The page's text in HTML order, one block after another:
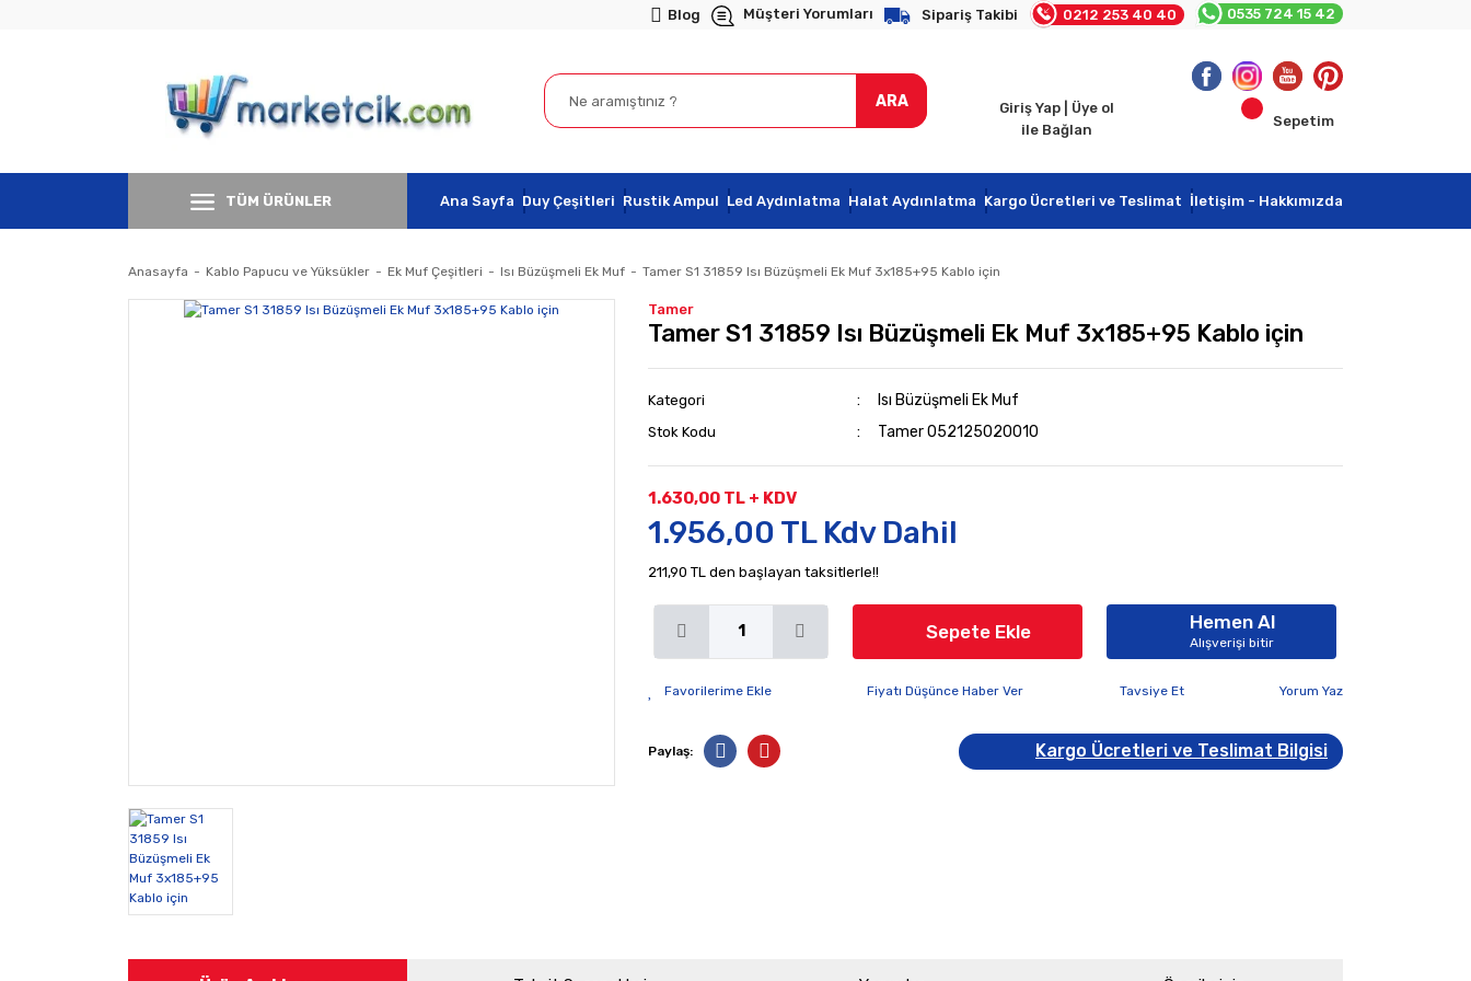
Blog Müşteri Yorumları Sipariş Takibi 0212 253 40 40 0535 724 15 42
ARA
Giriş Yap | Üye ol
ile Bağlan
Sepetim
TÜM ÜRÜNLER Ana Sayfa Duy Çeşitleri Rustik Ampul Led Aydınlatma Halat Aydınlatma Kargo Ücretleri ve Teslimat İletişim - Hakkımızda
Anasayfa Kablo Papucu ve Yüksükler Ek Muf Çeşitleri Isı Büzüşmeli Ek Muf Tamer S1 31859 Isı Büzüşmeli Ek Muf 3x185+95 Kablo için
Tamer
Tamer S1 31859 Isı Büzüşmeli Ek Muf 3x185+95 Kablo için
Kategori Isı Büzüşmeli Ek Muf
Stok Kodu Tamer 052125020010
1.630,00 TL + KDV
1.956,00 TL Kdv Dahil
211,90 TL den başlayan taksitlerle!!
Sepete Ekle Hemen Al
Alışverişi bitir
Fiyatı Düşünce Haber Ver Tavsiye Et Yorum Yaz
Paylaş: Kargo Ücretleri ve Teslimat Bilgisi